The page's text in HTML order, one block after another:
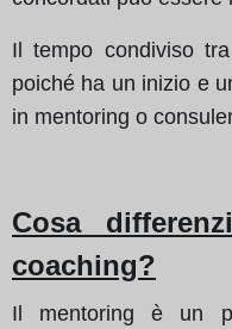
Il tempo condiviso
poiché ha un inizio e
in mentoring o
Cosa
coaching?
Il mentoring è un